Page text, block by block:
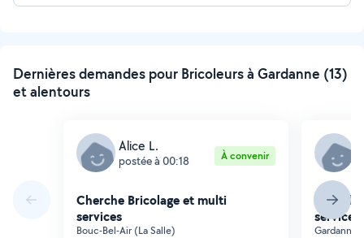
Dernières demandes pour Bricoleurs à Gardanne (13)
et alentours
Alice L.
postée à 00:18 À convenir
Cherche Bricolage et multi
services
Bouc-Bel-Air (La Salle)
services
Gardanne